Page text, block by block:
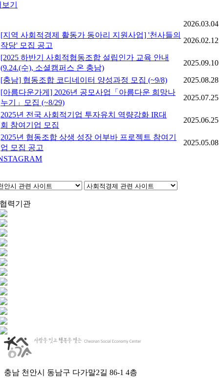
기
2026.03.04
[지역 사회적경제 활동가 동아리 지원사업] '천사들의
작당' 모집 공고
2026.02.12
[2025 하반기 사회적협동조합 설립인가 교육 안내
(9.24.(수), 소셜캠퍼스 온 충남)
2025.09.10
[충남] 협동조합 코디네이터 양성과정 모집 (~9/8)
2025.08.28
[아름다운가게] 2026년 공모사업「아름다운 희망나
누기」모집 (~8/29)
2025.07.25
2025년 전국 사회적기업 투자유치 역량강화 IR대
회 참여기업 모집
2025.06.25
2025년 협동조합 상생 성장 어부바 프로젝트 참여기
업 모집 공고
2025.05.08
협력기관
충남 천안시 동남구 다가말2길 86-1 4층